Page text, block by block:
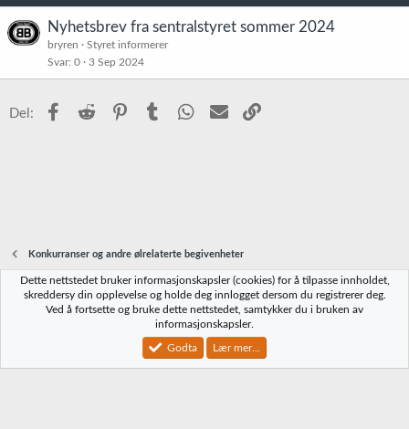
e
r
:
Nyhetsbrev fra sentralstyret sommer 2024
bryren
Styret informerer
Svar 0 3 Sep 2024
Del: Facebook
Reddit PinterestTumblr WhatsApp
E-post
Konkurranser og andre ølrelaterte begivenheter
Norbrygg-default
Vilkår og regler Personvernregler
Community platform by XenForo® © 2010-2023 XenForo Ltd.
Dette nettstedet bruker informasjonskapsler (cookies) for å tilpasse innholdet,
skreddersy din opplevelse og holde deg innlogget dersom du registrerer deg.
Ved å fortsette og bruke dette nettstedet, samtykker du i bruken av
informasjonskapsler.
Godta Lær mer...